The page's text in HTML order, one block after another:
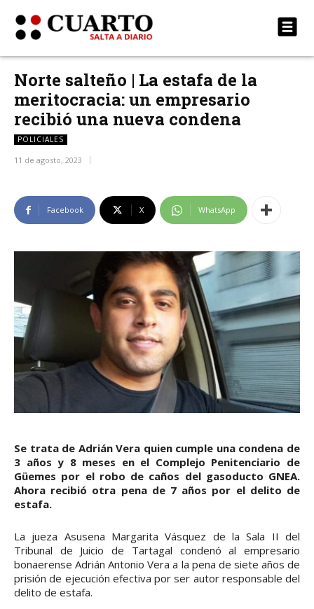
Norte salteño | La estafa de la
meritocracia: un empresario
recibió una nueva condena
POLICIALES
11 de agosto, 2023
Facebook X WhatsApp
Se trata de Adrián Vera quien cumple una condena de
3 años y 8 meses en el Complejo Penitenciario de
Güemes por el robo de caños del gasoducto GNEA.
Ahora recibió otra pena de 7 años por el delito de
estafa.
La jueza Asusena Margarita Vásquez de la Sala II del
Tribunal de Juicio de Tartagal condenó al empresario
bonaerense Adrián Antonio Vera a la pena de siete años de
prisión de ejecución efectiva por ser autor responsable del
delito de estafa.